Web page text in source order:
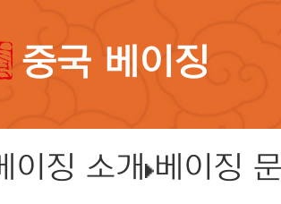
중국 베이징
이징 소개 베이징